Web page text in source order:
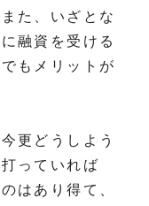
た、いざとな
融資を受ける
もメリットが
更どうしよう
っていれば
はあり得て、